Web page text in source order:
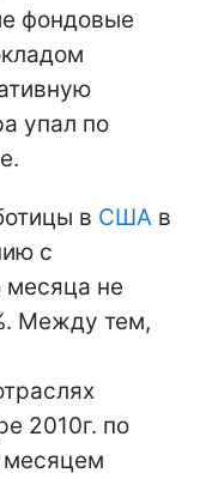
фондовые
упал по
в США в
с
месяца не
Между тем,
2010г. по